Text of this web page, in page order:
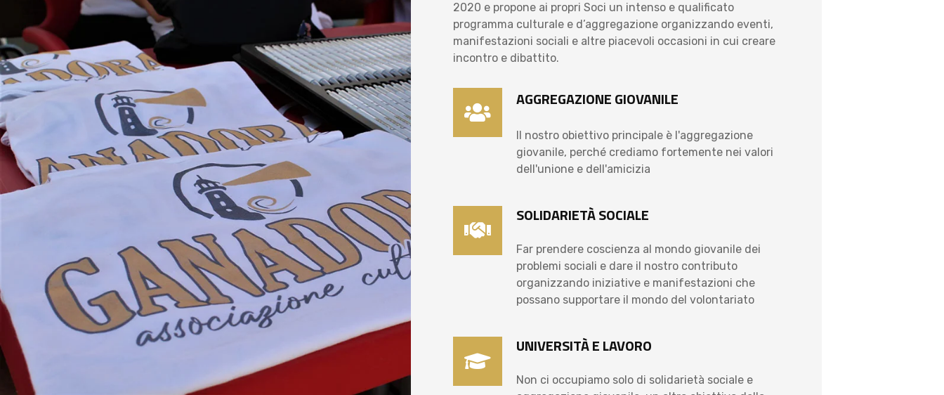
2020 e propone ai propri Soci un intenso e qualificato
programma culturale e d’aggregazione organizzando eventi,
manifestazioni sociali e altre piacevoli occasioni in cui creare
incontro e dibattito.
AGGREGAZIONE GIOVANILE
Il nostro obiettivo principale è l'aggregazione
giovanile, perché crediamo fortemente nei valori
dell'unione e dell'amicizia
SOLIDARIETÀ SOCIALE
Far prendere coscienza al mondo giovanile dei
problemi sociali e dare il nostro contributo
organizzando iniziative e manifestazioni che
possano supportare il mondo del volontariato
UNIVERSITÀ E LAVORO
Non ci occupiamo solo di solidarietà sociale e